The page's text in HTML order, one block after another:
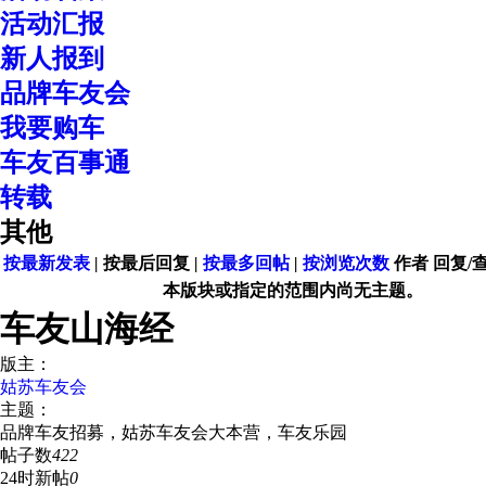
活动汇报
新人报到
品牌车友会
我要购车
车友百事通
转载
其他
按最新发表 | 按最后回复 | 按最多回帖 | 按浏览次数 作者 回复/
本版块或指定的范围内尚无主题。
车友山海经
版主：
姑苏车友会
主题：
品牌车友招募，姑苏车友会大本营，车友乐园
帖子数422
24时新帖0